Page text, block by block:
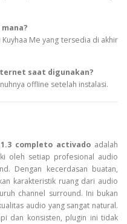
Me yang tersedia di akhir
saat digunakan?
offline setelah instalasi.
completo activado adalah
oleh setiap profesional audio
Dengan kecerdasan buatan,
karakteristik ruang dari audio
channel surround. Ini bukan
audio yang sangat natural.
dan konsisten, plugin ini tidak